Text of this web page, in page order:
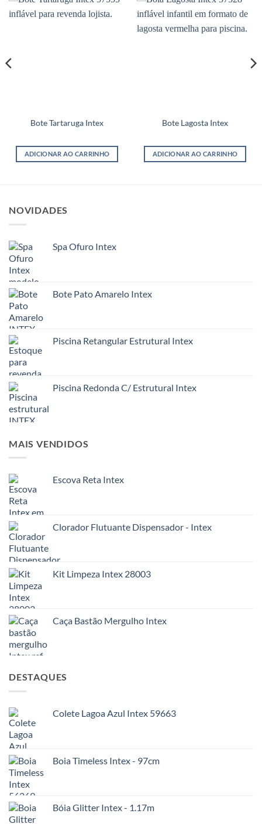
Bote Tartaruga Intex
ADICIONAR AO CARRINHO
Bote Lagosta Intex
ADICIONAR AO CARRINHO
NOVIDADES
Spa Ofuro Intex
Bote Pato Amarelo Intex
Piscina Retangular Estrutural Intex
Piscina Redonda C/ Estrutural Intex
MAIS VENDIDOS
Escova Reta Intex
Clorador Flutuante Dispensador - Intex
Kit Limpeza Intex 28003
Caça Bastão Mergulho Intex
DESTAQUES
Colete Lagoa Azul Intex 59663
Boia Timeless Intex - 97cm
Bóia Glitter Intex - 1.17m